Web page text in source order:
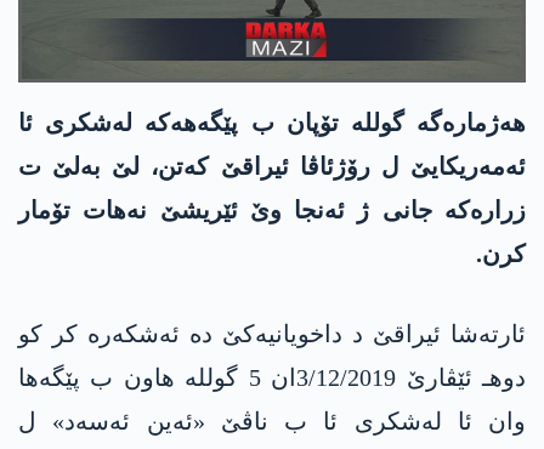
هه‌ژماره‌گه‌ گولله‌ تۆپان ب پێگه‌هه‌كه‌ له‌شكری ئا
ئه‌مه‌ریكایێ ل رۆژئاڤا ئیراقێ كه‌تن، لێ به‌لێ ت
زراره‌كه‌ جانی ژ ئه‌نجا وێ ئێریشێ نه‌هات تۆمار
كرن.
ئارتەشا ئیراقێ د داخویانیەکێ دە ئەشکەرە کر کو
دوهـ ئێڤارێ 3/12/2019ان 5 گولله‌ هاون ب پێگەها
وان ئا له‌شكری ئا ب ناڤێ «ئەین ئەسەد» ل